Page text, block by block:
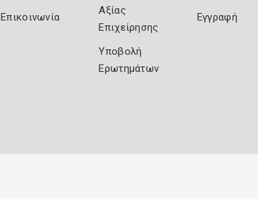
Επικοινωνία
Αξίας
Επιχείρησης
Υποβολή
Ερωτημάτων
Εγγραφή